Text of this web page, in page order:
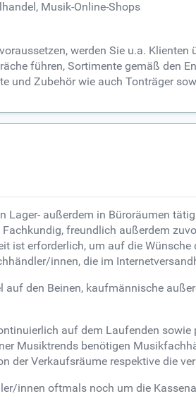
Musik-Online-Shops
werden Sie u.a.
führen, Sortimente gemäß den
und Zubehör wie auch Tonträger
außerdem in Büroräumen
freundlich außerdem
ist erforderlich, um auf die
innen, die im
den Beinen, kaufmännische
auf dem Laufenden
Musiktrends benötigen
der Verkaufsräume respektive die
innen oftmals noch um die